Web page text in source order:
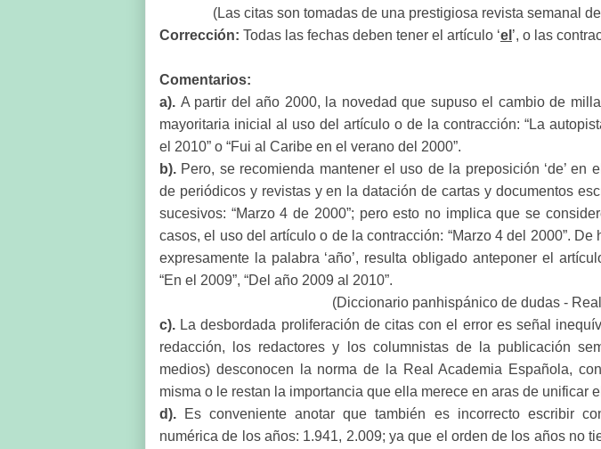
(Las citas son tomadas de una prestigiosa revista semanal
Corrección: Todas las fechas deben tener el artículo ‘el ’, o las
Comentarios:
a). A partir del año 2000, la novedad que supuso el cambio de
mayoritaria inicial al uso del artículo o de la contracción: “La
el 2010” o “Fui al Caribe en el verano del 2000”.
b). Pero, se recomienda mantener el uso de la preposición ‘de’ en
de periódicos y revistas y en la datación de cartas y documentos
sucesivos: “Marzo 4 de 2000”; pero esto no implica que se
casos, el uso del artículo o de la contracción: “Marzo 4 del 2000”. De
expresamente la palabra ‘año’, resulta obligado anteponer el
“En el 2009”, “Del año 2009 al 2010”.
(Diccionario panhispánico de dudas -
c). La desbordada proliferación de citas con el error es señal
redacción, los redactores y los columnistas de la publicación
medios) desconocen la norma de la Real Academia Española,
misma o le restan la importancia que ella merece en aras de unificar
d). Es conveniente anotar que también es incorrecto escribir
numérica de los años: 1.941, 2.009; ya que el orden de los años no